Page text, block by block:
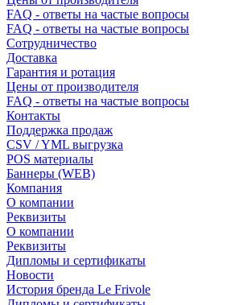
FAQ - ответы на частые вопросы
FAQ - ответы на частые вопросы
Сотрудничество
Доставка
Гарантия и ротация
Цены от производителя
FAQ - ответы на частые вопросы
Контакты
Поддержка продаж
CSV / YML выгрузка
POS материалы
Баннеры (WEB)
Компания
О компании
Реквизиты
О компании
Реквизиты
Дипломы и сертификаты
Новости
История бренда Le Frivole